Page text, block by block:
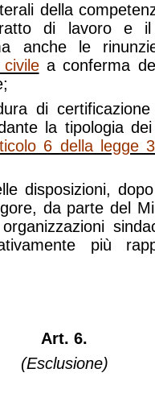
della
di lavoro e il
anche le
a conferma
di
la tipologia
6 della legge
disposizioni,
da parte del
più
Art. 6.
(Esclusione)